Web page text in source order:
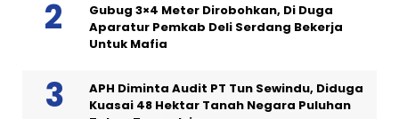
Gubug 3×4 Meter Dirobohkan, Di Duga
Aparatur Pemkab Deli Serdang Bekerja
Untuk Mafia
APH Diminta Audit PT Tun Sewindu, Diduga
Kuasai 48 Hektar Tanah Negara Puluhan